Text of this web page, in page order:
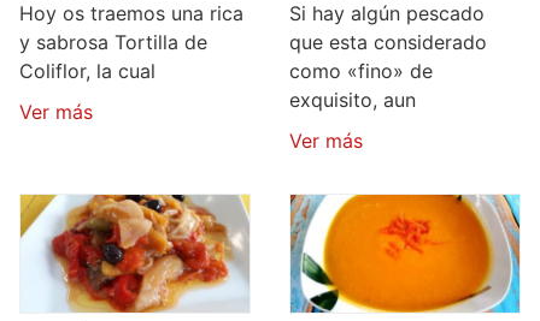
Hoy os traemos una rica
y sabrosa Tortilla de
Coliflor, la cual
Ver más
Si hay algún pescado
que esta considerado
como «fino» de
exquisito, aun
Ver más